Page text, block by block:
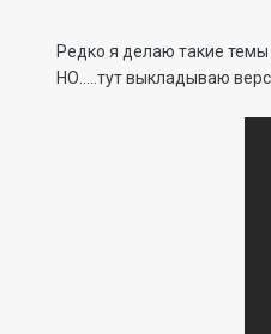
Редко я делаю такие
НО.....тут выкладываю